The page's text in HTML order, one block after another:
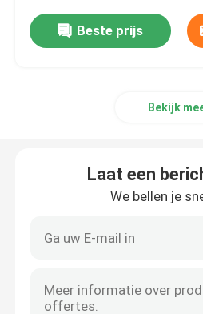
Draagbare
VerhogingsAirconditioner
Koelmiddelen
Eddy Current Dynamometer
Beste prijs
Bekijk
Laat een
We bellen je